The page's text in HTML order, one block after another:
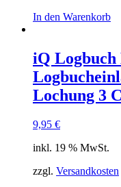
In den Warenkorb
iQ Logbuch
Lochung 3
9,95 €
inkl. 19 % MwSt.
zzgl. Versandkosten